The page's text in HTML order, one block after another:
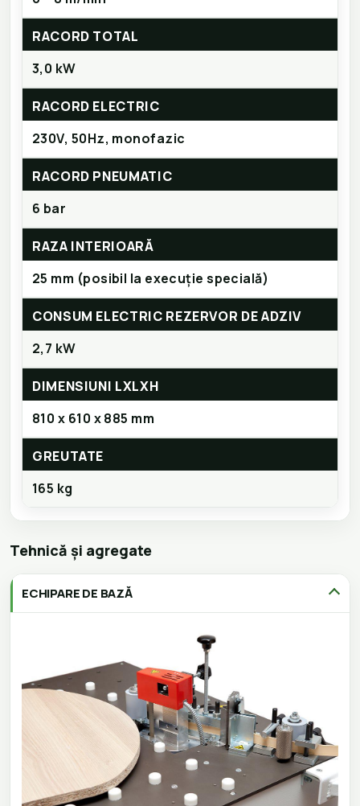
RACORD TOTAL
3,0 kW
RACORD ELECTRIC
230V, 50Hz, monofazic
RACORD PNEUMATIC
6 bar
RAZA INTERIOARĂ
25 mm (posibil la execuție specială)
CONSUM ELECTRIC REZERVOR DE ADZIV
2,7 kW
DIMENSIUNI LXLXH
810 x 610 x 885 mm
GREUTATE
165 kg
Tehnică și agregate
ECHIPARE DE BAZĂ